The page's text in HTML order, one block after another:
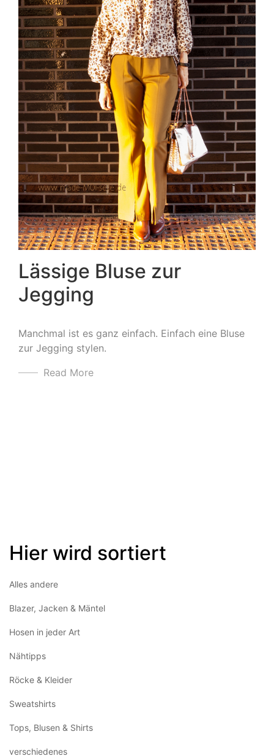
Lässige Bluse zur
Jegging
Manchmal ist es ganz einfach. Einfach eine Bluse
zur Jegging stylen.
Read More
Hier wird sortiert
Alles andere
Blazer, Jacken & Mäntel
Hosen in jeder Art
Nähtipps
Röcke & Kleider
Sweatshirts
Tops, Blusen & Shirts
verschiedenes